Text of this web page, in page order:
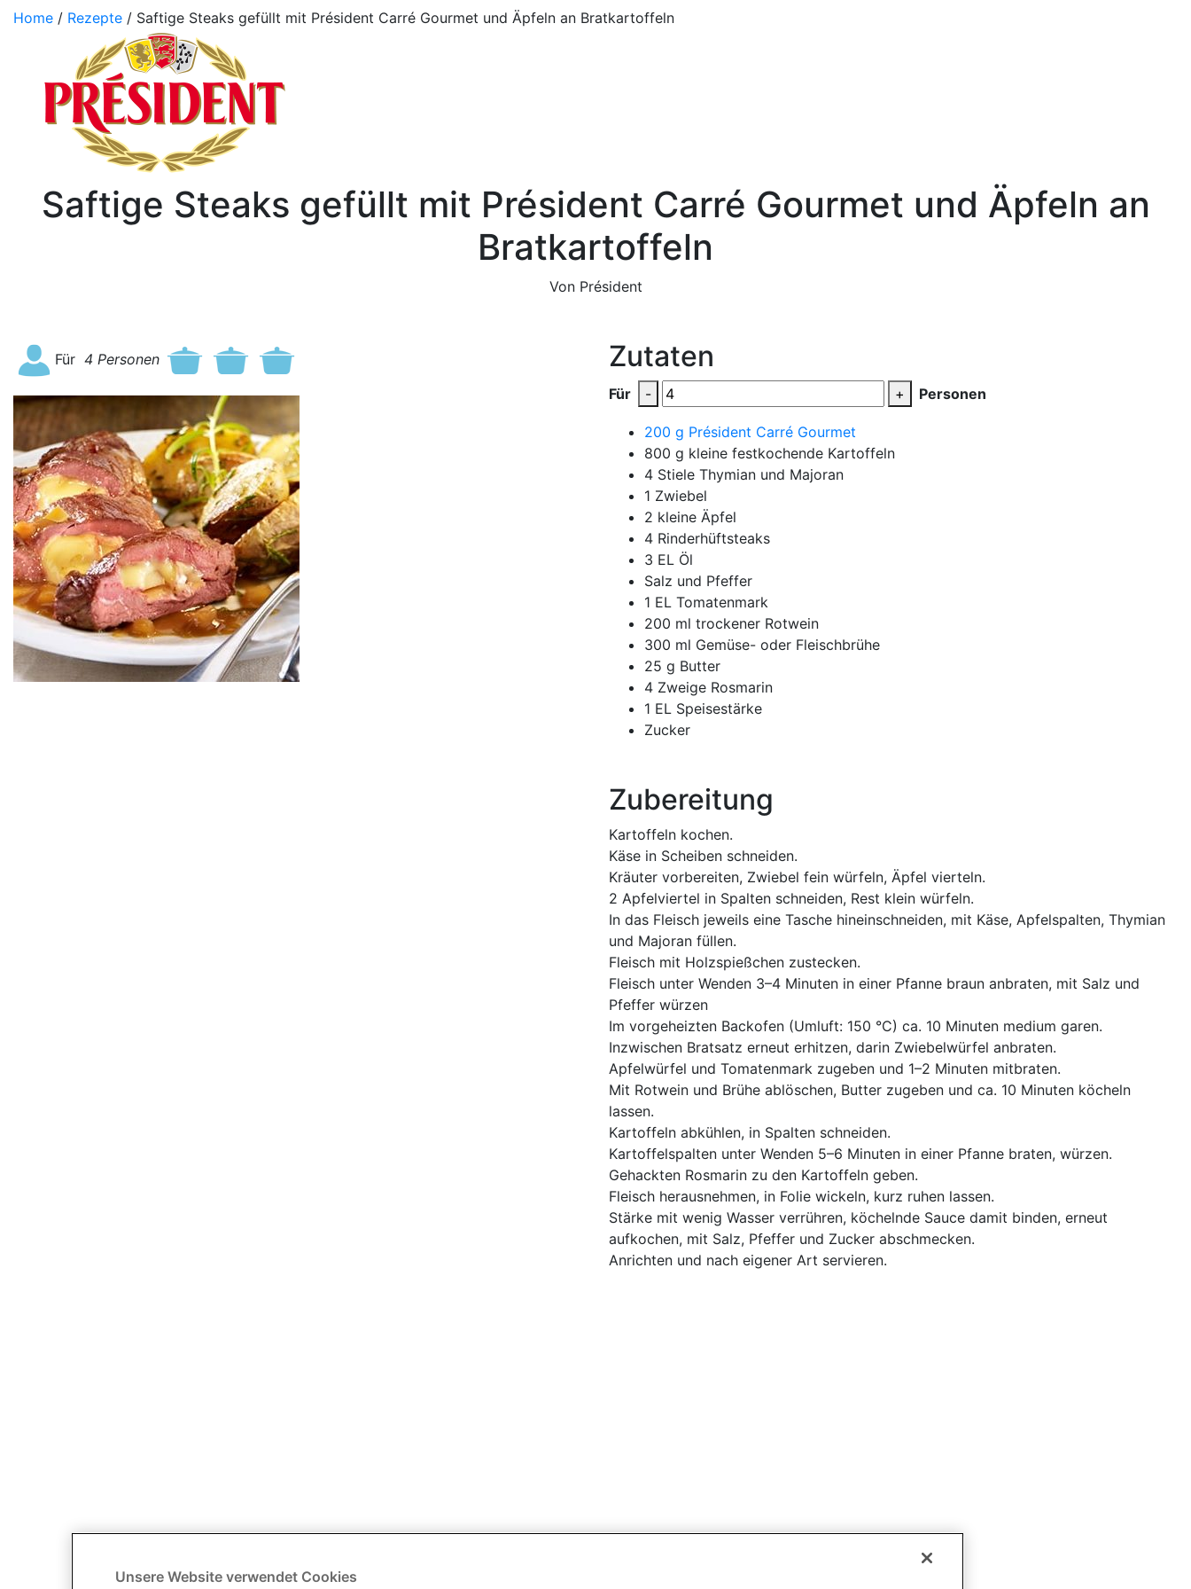
Home / Rezepte / Saftige Steaks gefüllt mit Président Carré Gourmet und Äpfeln an Bratkartoffeln
Saftige Steaks gefüllt mit Président Carré Gourmet und Äpfeln an
Bratkartoffeln
Von Président
Für 4 Personen Zutaten
Für - + Personen
200 g Président Carré Gourmet
800 g kleine festkochende Kartoffeln
4 Stiele Thymian und Majoran
1 Zwiebel
2 kleine Äpfel
4 Rinderhüftsteaks
3 EL Öl
Salz und Pfeffer
1 EL Tomatenmark
200 ml trockener Rotwein
300 ml Gemüse- oder Fleischbrühe
25 g Butter
4 Zweige Rosmarin
1 EL Speisestärke
Zucker
Zubereitung
Kartoffeln kochen.
Käse in Scheiben schneiden.
Kräuter vorbereiten, Zwiebel fein würfeln, Äpfel vierteln.
2 Apfelviertel in Spalten schneiden, Rest klein würfeln.
In das Fleisch jeweils eine Tasche hineinschneiden, mit Käse, Apfelspalten, Thymian
und Majoran füllen.
Fleisch mit Holzspießchen zustecken.
Fleisch unter Wenden 3–4 Minuten in einer Pfanne braun anbraten, mit Salz und
Pfeffer würzen
Im vorgeheizten Backofen (Umluft: 150 °C) ca. 10 Minuten medium garen.
Inzwischen Bratsatz erneut erhitzen, darin Zwiebelwürfel anbraten.
Apfelwürfel und Tomatenmark zugeben und 1–2 Minuten mitbraten.
Mit Rotwein und Brühe ablöschen, Butter zugeben und ca. 10 Minuten köcheln
lassen.
Kartoffeln abkühlen, in Spalten schneiden.
Kartoffelspalten unter Wenden 5–6 Minuten in einer Pfanne braten, würzen.
Gehackten Rosmarin zu den Kartoffeln geben.
Fleisch herausnehmen, in Folie wickeln, kurz ruhen lassen.
Stärke mit wenig Wasser verrühren, köchelnde Sauce damit binden, erneut
aufkochen, mit Salz, Pfeffer und Zucker abschmecken.
Anrichten und nach eigener Art servieren.
Unsere Website verwendet Cookies